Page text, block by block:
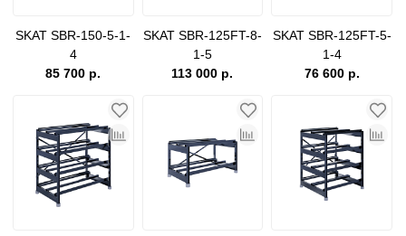
SKAT SBR-150-5-1-
4
85 700 р.
SKAT SBR-125FT-8-
1-5
113 000 р.
SKAT SBR-125FT-5-
1-4
76 600 р.